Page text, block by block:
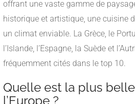
offrant une vaste gamme de
historique et artistique, une cuisine
un climat enviable. La Grèce, le
l’Islande, l’Espagne, la Suède et
fréquemment cités dans le top 10.
Quelle est la plus
l’Europe ?